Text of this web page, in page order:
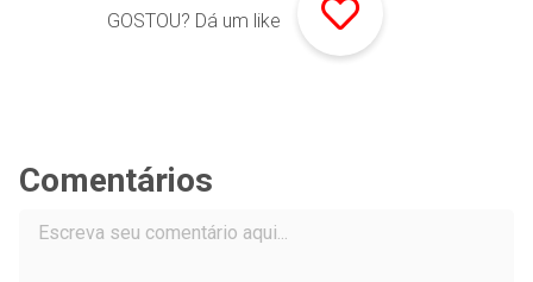
GOSTOU? Dá um like
Comentários